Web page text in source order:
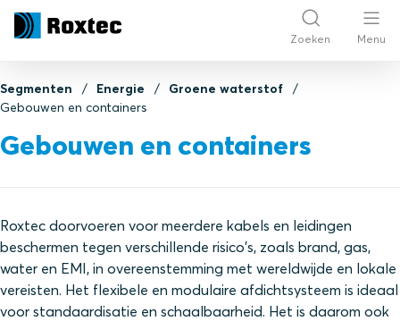
Zoeken Menu
Segmenten Energie
Groene waterstof
Gebouwen en containers
Gebouwen en containers
Roxtec doorvoeren voor meerdere kabels en leidingen
beschermen tegen verschillende risico's, zoals brand, gas,
water en EMI, in overeenstemming met wereldwijde en lokale
vereisten. Het flexibele en modulaire afdichtsysteem is ideaal
voor standaardisatie en schaalbaarheid. Het is daarom ook